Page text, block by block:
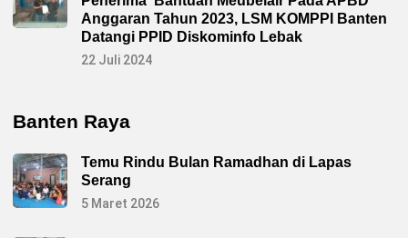
Anggaran Tahun 2023, LSM KOMPPI Banten
Datangi PPID Diskominfo Lebak
22 Juli 2024
Banten Raya
Temu Rindu Bulan Ramadhan di Lapas
Serang
5 Maret 2026